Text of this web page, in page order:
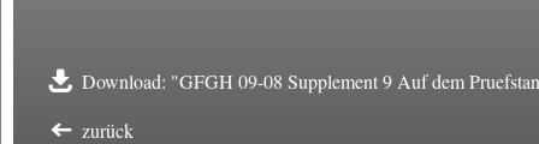
Download: "GFGH 09-08 Supplement 9 Auf dem
zurück